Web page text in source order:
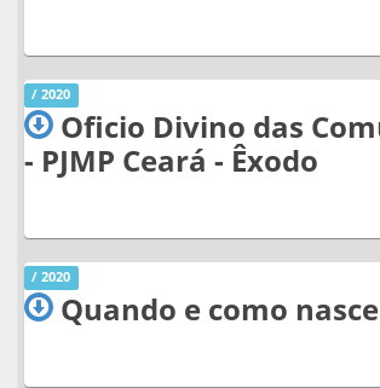
/ 2020
Oficio Divino das
- PJMP Ceará - Êxodo
/ 2020
Quando e como